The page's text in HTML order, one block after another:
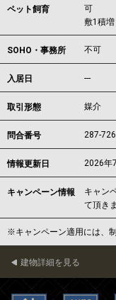
ペット飼育
可
敷1積増
SOHO・事務所 不可
入居日 ---
取引形態 媒介
問合番号 287-726
情報更新日 2026年
キャンペーン情報
キャン
て頂き
※キャンペーン適用には、
建物詳細を見る